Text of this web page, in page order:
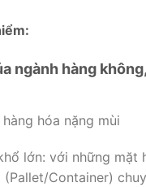
ngành hàng
hóa nặng mùi
lớn: với những mặt
Container)